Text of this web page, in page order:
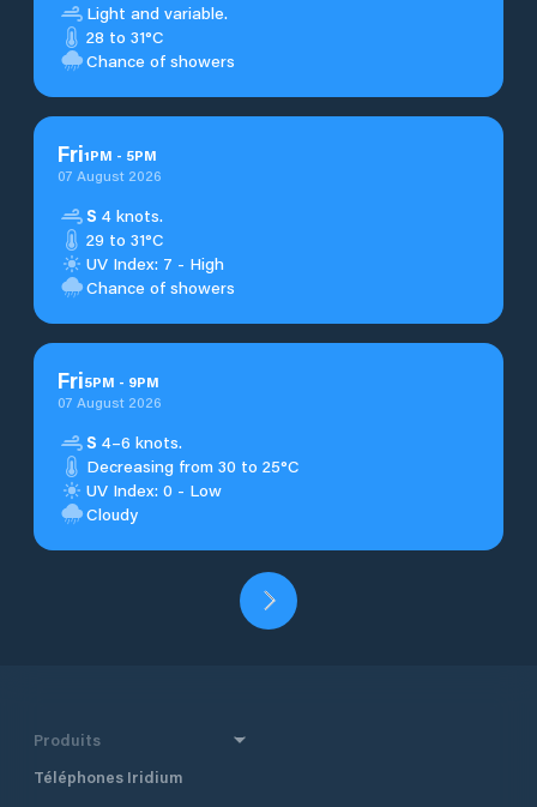
Light and variable.
28 to 31°C
Chance of showers
Fri1PM - 5PM
07 August 2026
S 4 knots.
29 to 31°C
UV Index: 7 - High
Chance of showers
Fri5PM - 9PM
07 August 2026
S 4–6 knots.
Decreasing from 30 to 25°C
UV Index: 0 - Low
Cloudy
Produits
Téléphones Iridium